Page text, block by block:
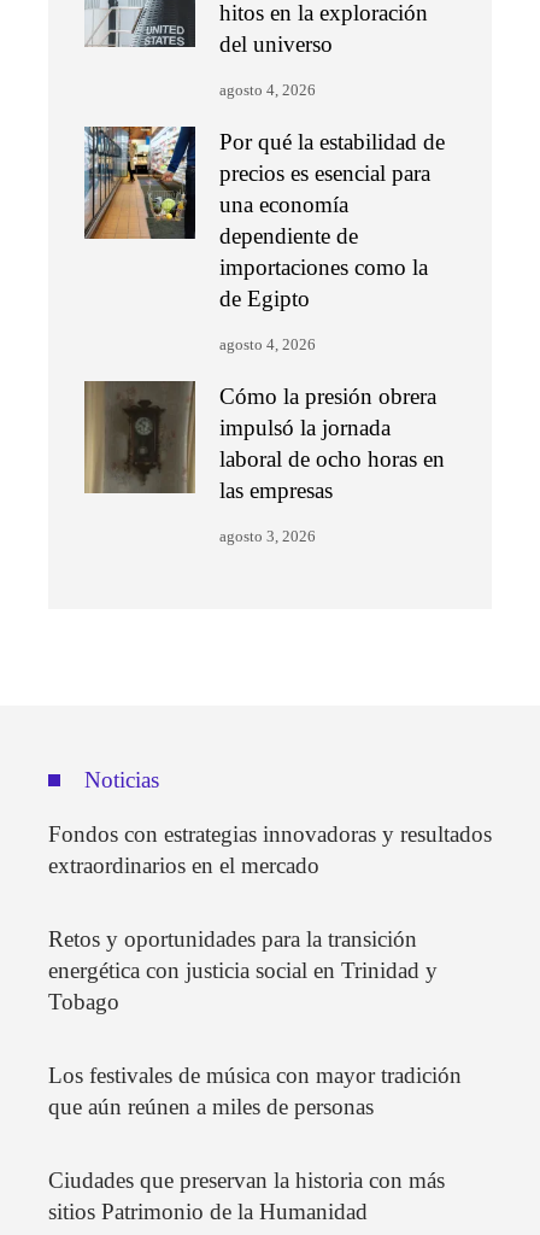
hitos en la exploración
del universo
agosto 4, 2026
Por qué la estabilidad de
precios es esencial para
una economía
dependiente de
importaciones como la
de Egipto
agosto 4, 2026
Cómo la presión obrera
impulsó la jornada
laboral de ocho horas en
las empresas
agosto 3, 2026
Noticias
Fondos con estrategias innovadoras y resultados
extraordinarios en el mercado
Retos y oportunidades para la transición
energética con justicia social en Trinidad y
Tobago
Los festivales de música con mayor tradición
que aún reúnen a miles de personas
Ciudades que preservan la historia con más
sitios Patrimonio de la Humanidad